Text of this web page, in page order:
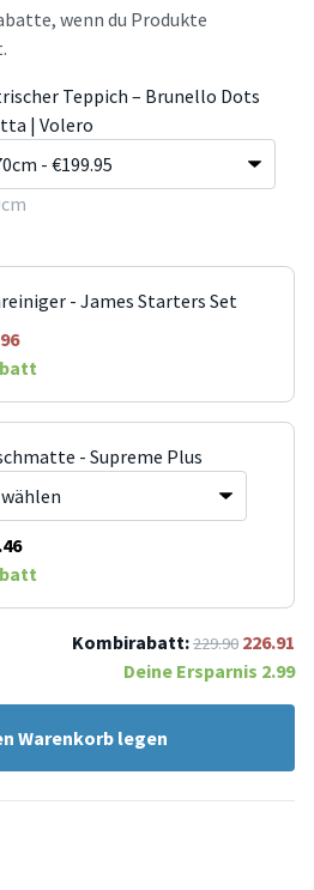
wenn du Produkte
Teppich – Brunello Dots
| Volero
- James Starters Set
- Supreme Plus
Kombirabatt:229.90 226.91
Deine Ersparnis 2.99
Warenkorb legen